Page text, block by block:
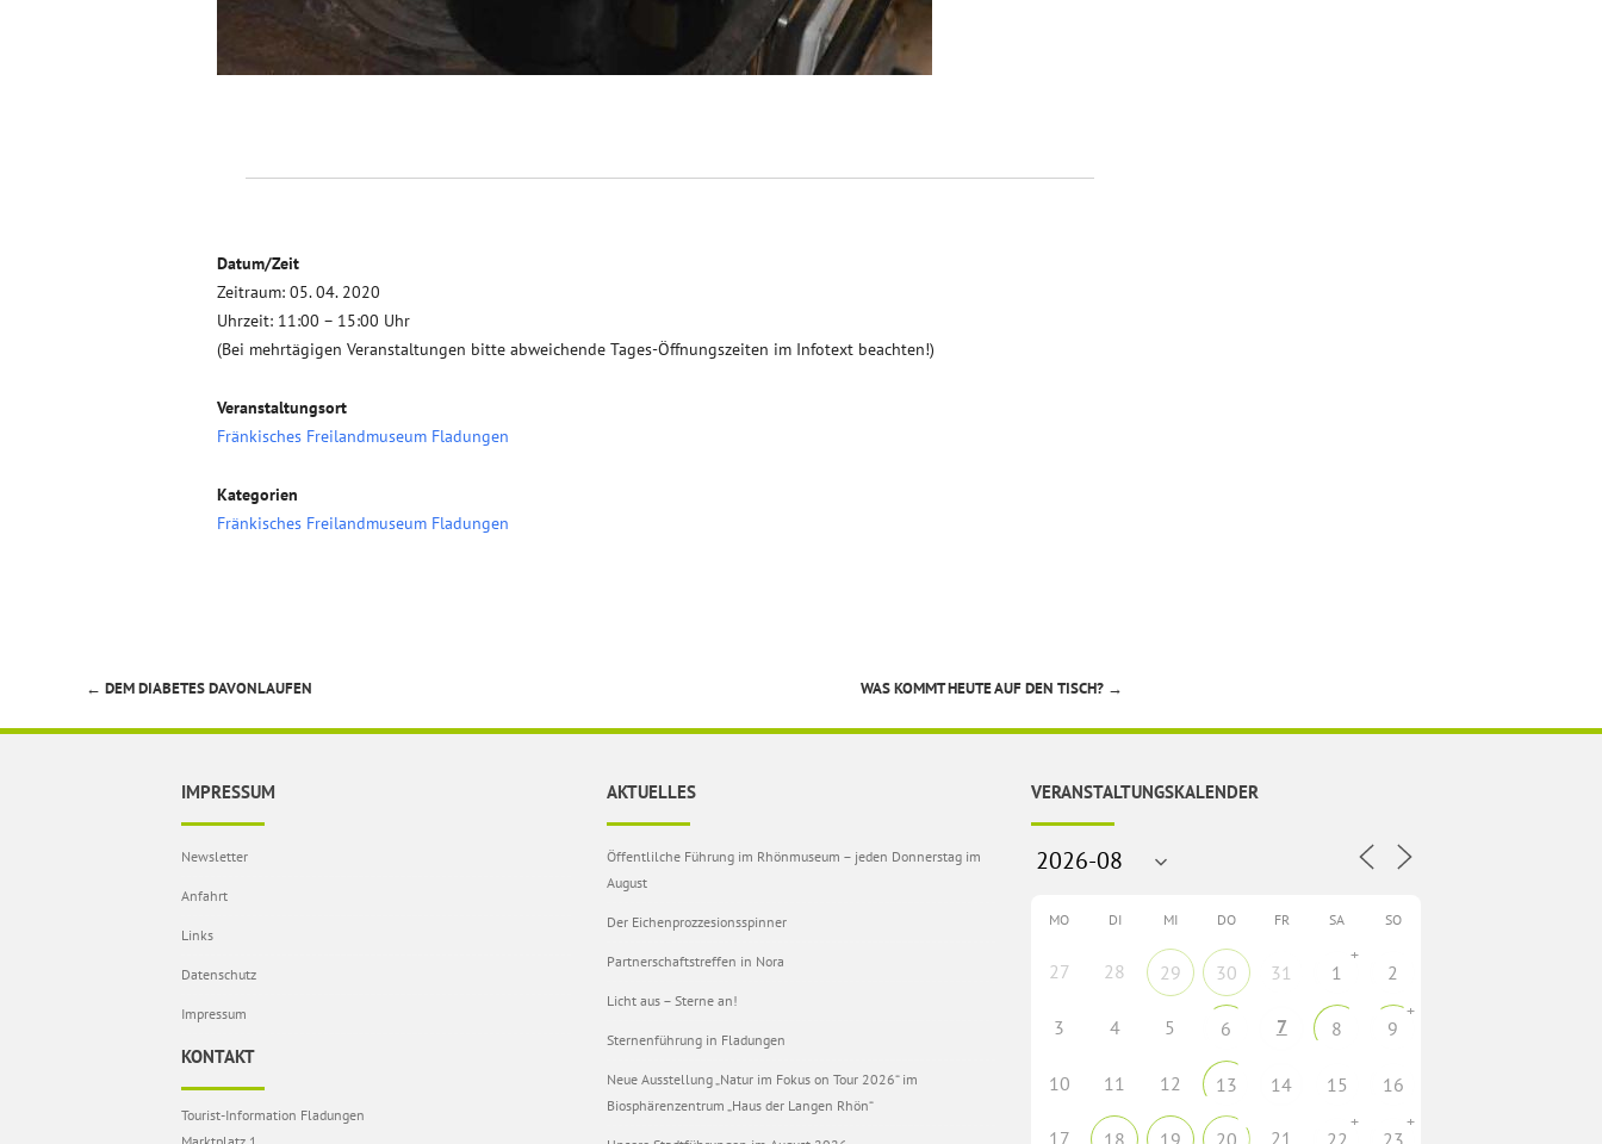
Datum/Zeit
Zeitraum: 05. 04. 2020
Uhrzeit: 11:00 – 15:00 Uhr
(Bei mehrtägigen Veranstaltungen bitte abweichende Tages-Öffnungszeiten im Infotext beachten!)
Veranstaltungsort
Fränkisches Freilandmuseum Fladungen
Kategorien
Fränkisches Freilandmuseum Fladungen
Beitragsnavigation
← DEM DIABETES DAVONLAUFEN WAS KOMMT HEUTE AUF DEN TISCH? →
IMPRESSUM
Newsletter
Anfahrt
Links
Datenschutz
Impressum
KONTAKT
Tourist-Information Fladungen
AKTUELLES
Öffentlilche Führung im Rhönmuseum – jeden Donnerstag im
August
Der Eichenprozzesionsspinner
Partnerschaftstreffen in Nora
Licht aus – Sterne an!
Sternenführung in Fladungen
Neue Ausstellung „Natur im Fokus on Tour 2026“ im
Biosphärenzentrum „Haus der Langen Rhön“
VERANSTALTUNGSKALENDER
MO DI MI DO FR SA SO
27 28 29 30 31 1
+
2
3 4 5 6 7 8 9
+
10 11 12 13 14 15 16
17 21
+ +